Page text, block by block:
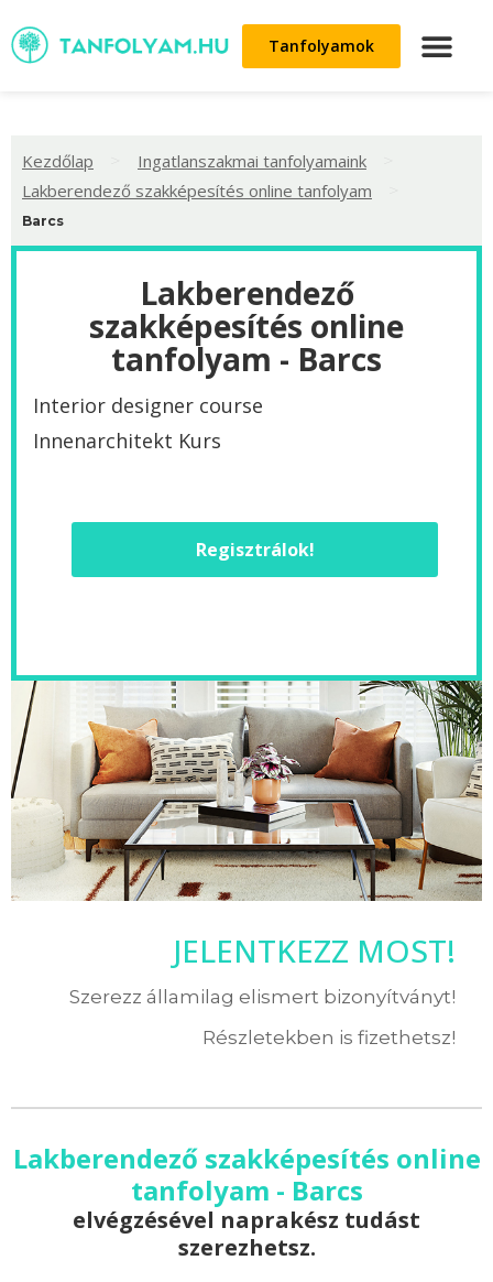
Tanfolyamok
Kezdőlap Ingatlanszakmai tanfolyamaink
Lakberendező szakképesítés online tanfolyam
Barcs
Lakberendező
szakképesítés online
tanfolyam - Barcs
Interior designer course
Innenarchitekt Kurs
Regisztrálok!
JELENTKEZZ MOST!
Szerezz államilag elismert bizonyítványt!
Részletekben is fizethetsz!
Lakberendező szakképesítés online
tanfolyam - Barcs
elvégzésével naprakész tudást
szerezhetsz.